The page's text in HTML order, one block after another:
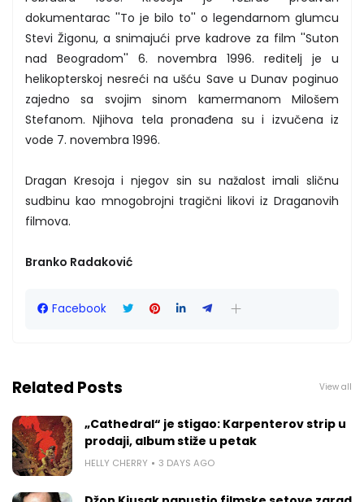
dokumentarac ''To je bilo to'' o legendarnom glumcu
Stevi Žigonu, a snimajući prve kadrove za film ''Suton
nad Beogradom'' 6. novembra 1996. reditelj je u
helikopterskoj nesreći na ušću Save u Dunav poginuo
zajedno sa svojim sinom kamermanom Milošem
Stefanom. Njihova tela pronađena su i izvučena iz
vode 7. novembra 1996.
Dragan Kresoja i njegov sin su nažalost imali sličnu
sudbinu kao mnogobrojni tragični likovi iz Draganovih
filmova.
Branko Radaković
Facebook
Related Posts View all
„Cathedral“ je stigao: Karpenterov strip u
prodaji, album stiže u petak
HELLY CHERRY 3 DAYS AGO